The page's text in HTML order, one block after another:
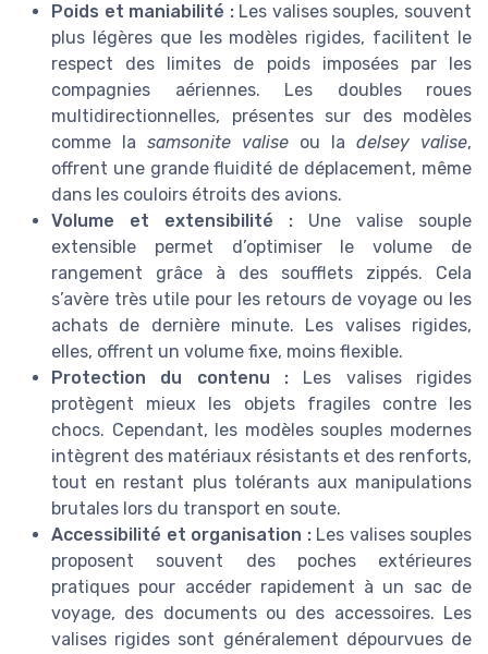
Poids et maniabilité :Les valises souples, souvent
plus légères que les modèles rigides, facilitent le
respect des limites de poids imposées par les
compagnies aériennes. Les doubles roues
multidirectionnelles, présentes sur des modèles
comme la samsonite valise ou la delsey valise,
offrent une grande fluidité de déplacement, même
dans les couloirs étroits des avions.
Volume et extensibilité : Une valise souple
extensible permet d’optimiser le volume de
rangement grâce à des soufflets zippés. Cela
s’avère très utile pour les retours de voyage ou les
achats de dernière minute. Les valises rigides,
elles, offrent un volume fixe, moins flexible.
Protection du contenu : Les valises rigides
protègent mieux les objets fragiles contre les
chocs. Cependant, les modèles souples modernes
intègrent des matériaux résistants et des renforts,
tout en restant plus tolérants aux manipulations
brutales lors du transport en soute.
Accessibilité et organisation :Les valises souples
proposent souvent des poches extérieures
pratiques pour accéder rapidement à un sac de
voyage, des documents ou des accessoires. Les
valises rigides sont généralement dépourvues de